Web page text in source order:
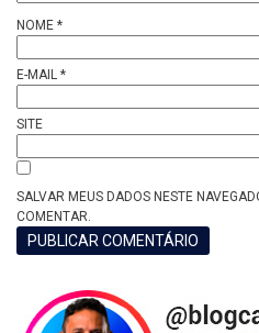
NOME *
E-MAIL *
SITE
SALVAR MEUS DADOS NESTE
COMENTAR.